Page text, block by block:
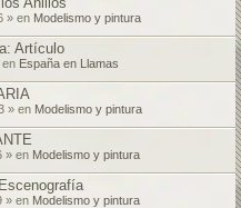
» en Modelismo y pintura
Artículo
en España en Llamas
» en Modelismo y pintura
» en Modelismo y pintura
» en Modelismo y pintura